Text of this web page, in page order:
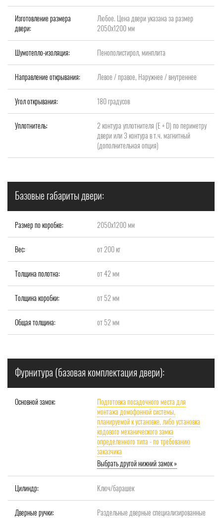
Изготовление размера
двери:
Любое. Цена двери указана за размер
2050х1200 мм
Шумотепло-изоляция: Пенополистирол, минплита
Направление открывания: Левое / правое, Наружнее / внутреннее
Угол открывания: 180 градусов
Уплотнитель:
2 контура уплотнителя (Е + D) по периметру
двери или 3 контура в т.ч. магнитный
(дополнительная опция)
Базовые габариты двери:
Размер по коробке: 2050х1200 мм
Вес: от 200 кг
Толщина полотна: от 42 мм
Толщина коробки: от 52 мм
Общая толщина: от 52 мм
Фурнитура (базовая комплектация двери):
Основной замок:
Подготовка посадочного места для
монтажа домофонной системы,
планируемой к установке, либо установка
кодового механического замка
определенного типа - по требованию
заказчика
Выбрать другой нижний замок »
Цилиндр: Ключ/барашек
Дверные ручки:
Раздельные дверные специализированные